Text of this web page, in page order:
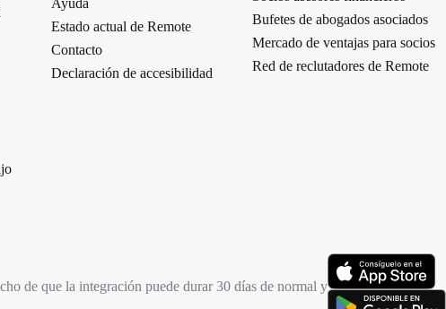
Ayuda
Estado actual de Remote
Contacto
Declaración de accesibilidad
Bufetes de abogados asociados
Mercado de ventajas para socios
Red de reclutadores de Remote
de que la integración puede durar 30 días de normal y
(se abre en una